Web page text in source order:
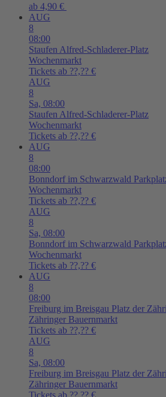
ab 4,90 €
AUG
8
08:00
Staufen Alfred-Schladerer-Platz
Wochenmarkt
Tickets ab ??,?? €
AUG
8
Sa, 08:00
Staufen Alfred-Schladerer-Platz
Wochenmarkt
Tickets ab ??,?? €
AUG
8
08:00
Bonndorf im Schwarzwald
Wochenmarkt
Tickets ab ??,?? €
AUG
8
Sa, 08:00
Bonndorf im Schwarzwald
Wochenmarkt
Tickets ab ??,?? €
AUG
8
08:00
Freiburg im Breisgau Platz der
Zähringer Bauernmarkt
Tickets ab ??,?? €
AUG
8
Sa, 08:00
Freiburg im Breisgau Platz der
Zähringer Bauernmarkt
Tickets ab ??,?? €